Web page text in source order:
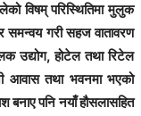
विषम् परिस्थितिमा मुलुक
समन्वय गरी सहज वातावरण
उद्योग, होटेल तथा रिटेल
आवास तथा भवनमा भएको
बनाए पनि नयाँ हौसलासहित